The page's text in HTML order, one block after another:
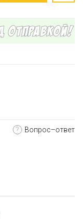
? Вопрос–ответ